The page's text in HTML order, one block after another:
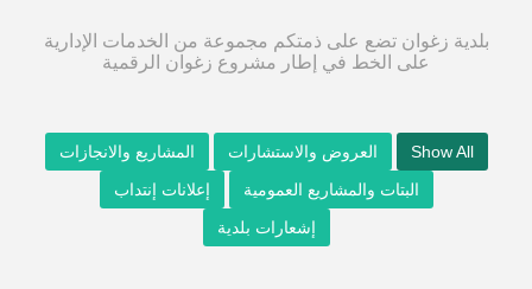
بلدية زغوان تضع على ذمتكم مجموعة من الخدمات الإدارية
على الخط في إطار مشروع زغوان الرقمية
Show All العروض والاستشارات
المشاريع والانجازات
البتات والمشاريع العمومية
إعلانات إنتداب
إشعارات بلدية